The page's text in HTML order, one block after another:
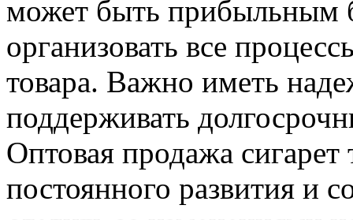
может быть прибыльным
организовать все
товара. Важно иметь
поддерживать
Оптовая продажа сигарет
постоянного развития и